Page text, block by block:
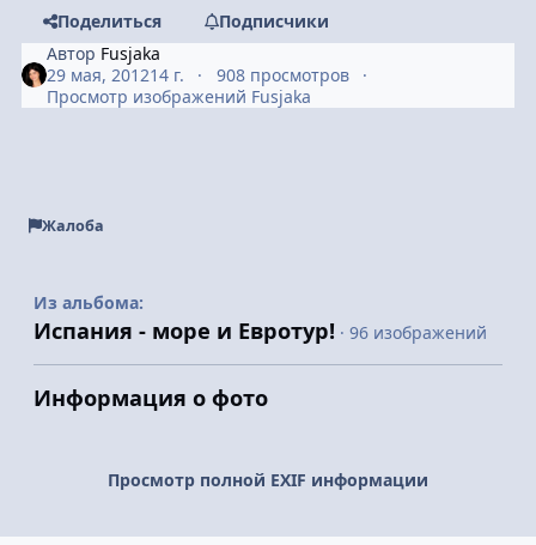
Поделиться
Подписчики
Автор Fusjaka
29 мая, 201214 г.
908 просмотров
Просмотр изображений Fusjaka
Жалоба
Из альбома:
Испания - море и Евротур! · 96 изображений
Информация о фото
Просмотр полной EXIF информации